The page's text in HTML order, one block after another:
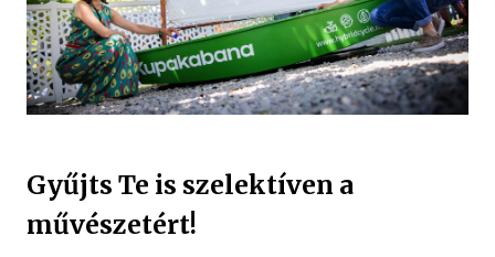
Gyűjts Te is szelektíven a
művészetért!